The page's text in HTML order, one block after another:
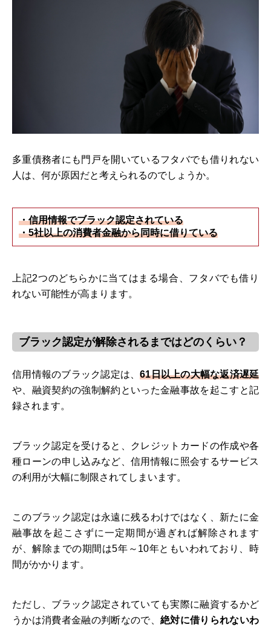
多重債務者にも門戸を開いているフタバでも借りれない
人は、何が原因だと考えられるのでしょうか。
・信用情報でブラック認定されている
・5社以上の消費者金融から同時に借りている
上記2つのどちらかに当てはまる場合、フタバでも借り
れない可能性が高まります。
ブラック認定が解除されるまではどのくらい？
信用情報のブラック認定は、61日以上の大幅な返済遅延
や、融資契約の強制解約といった金融事故を起こすと記
録されます。
ブラック認定を受けると、クレジットカードの作成や各
種ローンの申し込みなど、信用情報に照会するサービス
の利用が大幅に制限されてしまいます。
このブラック認定は永遠に残るわけではなく、新たに金
融事故を起こさずに一定期間が過ぎれば解除されます
が、解除までの期間は5年～10年ともいわれており、時
間がかかります。
ただし、ブラック認定されていても実際に融資するかど
うかは消費者金融の判断なので、 絶対に借りられないわ